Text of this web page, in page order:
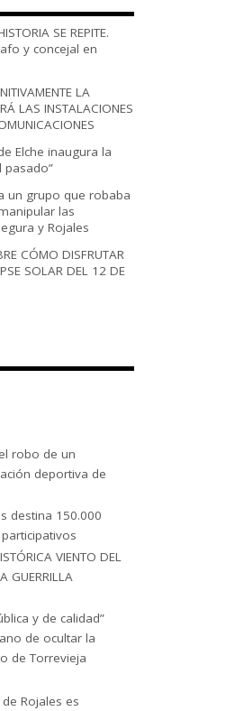
SE REPITE.
y concejal en
LA
LAS INSTALACIONES
Elche inaugura la
pasado”
un grupo que robaba
las
y Rojales
CÓMO DISFRUTAR
SOLAR DEL 12 DE
robo de un
deportiva de
destina 150.000
VIENTO DEL
GUERRILLA
y de calidad”
de ocultar la
de Torrevieja
Rojales es